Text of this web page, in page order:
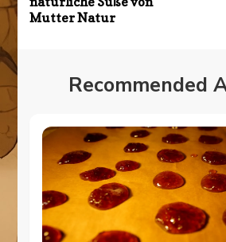
Mutter Natur
Recommended